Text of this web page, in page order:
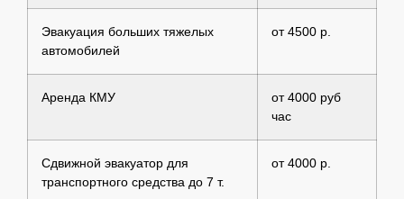
Эвакуация больших тяжелых
автомобилей
от 4500 р.
Аренда КМУ
от 4000 руб
час
Сдвижной эвакуатор для
транспортного средства до 7 т.
от 4000 р.